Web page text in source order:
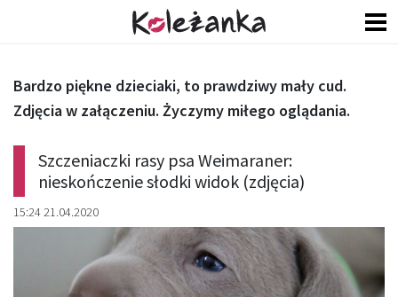
Szczeniaczki rasy psa Weimaraner:
nieskończenie słodki widok (zdjęcia)
15:24 21.04.2020
Bardzo piękne dzieciaki, to prawdziwy mały cud.
Zdjęcia w załączeniu. Życzymy miłego oglądania.